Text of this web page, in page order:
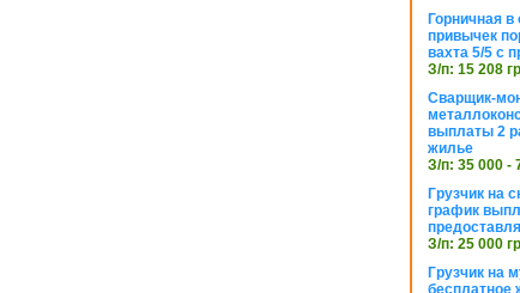
Горничная
привычек
вахта 5/5 с
З/п: 15 208
Сварщик-
выплаты 2
жилье
З/п: 35 000 -
Грузчик на
график
З/п: 25 000
Грузчик на
бесплатное